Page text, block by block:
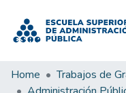
Home Trabajos de